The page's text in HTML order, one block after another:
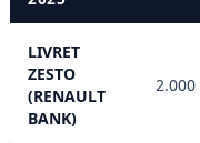
LIVRET
ZESTO
(RENAULT
BANK)
2.000